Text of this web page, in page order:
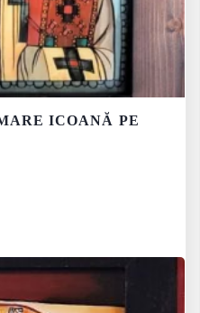
ICOANĂ PE